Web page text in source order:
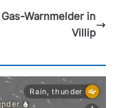
Warnmelder in
Villip